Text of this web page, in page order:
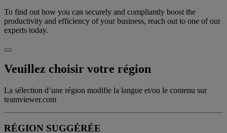
To find out how you can securely and compliantly boost the
productivity and efficiency of your business, reach out to one of our
experts today.
Veuillez choisir votre région
La sélection d’une région modifie la langue et/ou le contenu sur
teamviewer.com
RÉGION SUGGÉRÉE